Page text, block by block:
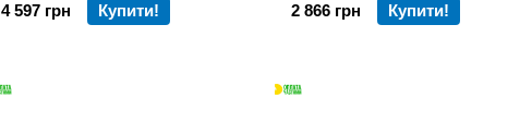
4 597 грн Купити! 2 866 грн Купити!